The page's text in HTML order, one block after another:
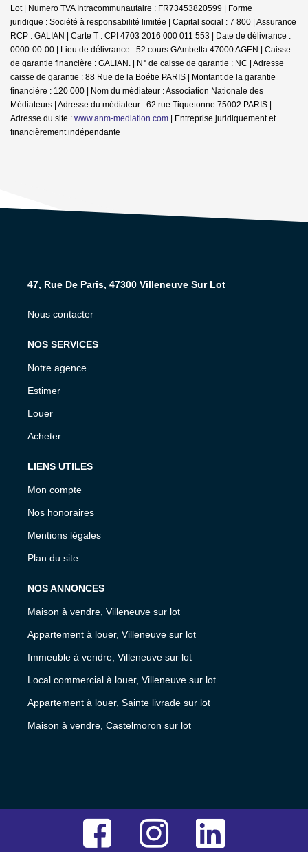
Lot | Numero TVA Intracommunautaire : FR73453820599 | Forme
juridique : Société à responsabilité limitée | Capital social : 7 800 | Assurance
RCP : GALIAN | Carte T : CPI 4703 2016 000 011 553 | Date de délivrance :
0000-00-00 | Lieu de délivrance : 52 cours GAmbetta 47000 AGEN | Caisse
de garantie financière : GALIAN. | N° de caisse de garantie : NC | Adresse
caisse de garantie : 88 Rue de la Boétie PARIS | Montant de la garantie
financière : 120 000 | Nom du médiateur : Association Nationale des
Médiateurs | Adresse du médiateur : 62 rue Tiquetonne 75002 PARIS |
Adresse du site : www.anm-mediation.com | Entreprise juridiquement et
financièrement indépendante
47, Rue De Paris, 47300 Villeneuve Sur Lot
Nous contacter
NOS SERVICES
Notre agence
Estimer
Louer
Acheter
LIENS UTILES
Mon compte
Nos honoraires
Mentions légales
Plan du site
NOS ANNONCES
Maison à vendre, Villeneuve sur lot
Appartement à louer, Villeneuve sur lot
Immeuble à vendre, Villeneuve sur lot
Local commercial à louer, Villeneuve sur lot
Appartement à louer, Sainte livrade sur lot
Maison à vendre, Castelmoron sur lot